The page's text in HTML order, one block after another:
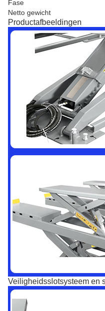
Fase
Netto gewicht
Productafbeeldingen
Veiligheidsslotsysteem en